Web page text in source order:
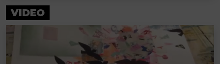
VIDEO